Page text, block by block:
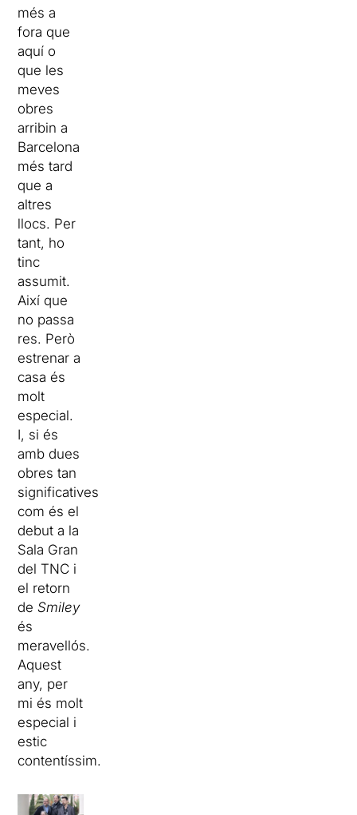
més a
fora que
aquí o
que les
meves
obres
arribin a
Barcelona
més tard
que a
altres
llocs. Per
tant, ho
tinc
assumit.
Així que
no passa
res. Però
estrenar a
casa és
molt
especial.
I, si és
amb dues
obres tan
significatives
com és el
debut a la
Sala Gran
del TNC i
el retorn
deSmiley
és
meravellós.
Aquest
any, per
mi és molt
especial i
estic
contentíssim.